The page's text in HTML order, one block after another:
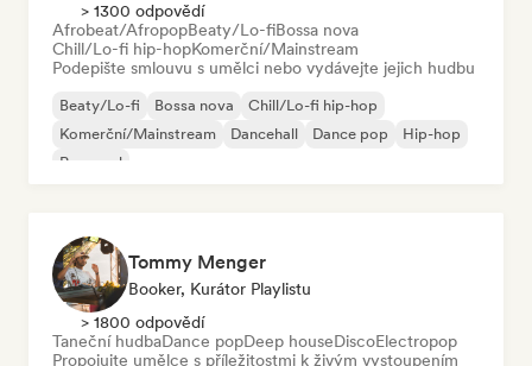
> 1300 odpovědí
Afrobeat/AfropopBeaty/Lo-fiBossa nova
Chill/Lo-fi hip-hopKomerční/Mainstream
Podepište smlouvu s umělci nebo vydávejte jejich hudbu
Beaty/Lo-fi Bossa nova
Chill/Lo-fi hip-hop
Komerční/Mainstream
Dancehall Dance pop
Hip-hop
Pop-soul
Tommy Menger
Booker, Kurátor Playlistu
> 1800 odpovědí
Taneční hudbaDance popDeep houseDiscoElectropop
Propojujte umělce s příležitostmi k živým vystoupením